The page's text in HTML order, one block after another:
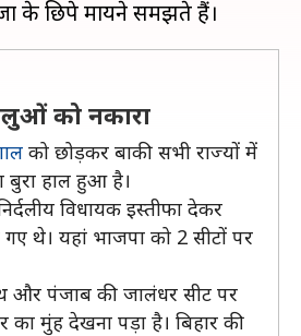
को नकारा
को छोड़कर बाकी सभी राज्यों में
बुरा हाल हुआ है।
विधायक इस्तीफा देकर
थे। यहां भाजपा को 2 सीटों पर
और पंजाब की जालंधर सीट पर
मुंह देखना पड़ा है। बिहार की